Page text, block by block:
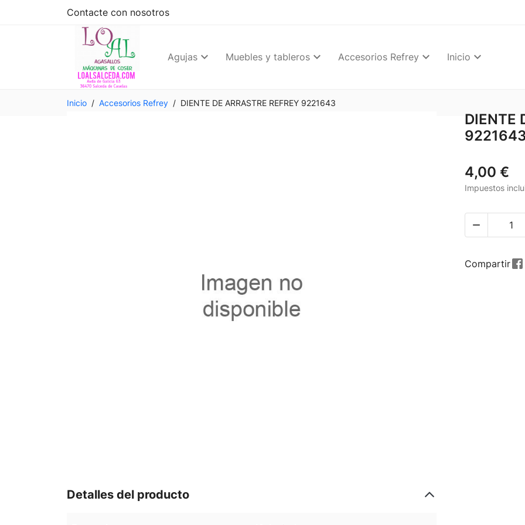
Contacte con nosotros
Agujas Muebles y tableros Accesorios Refrey Inicio
Inicio Accesorios Refrey DIENTE DE ARRASTRE REFREY 9221643
DIENTE
4,00 €
Impuestos

Compartir
Detalles del producto